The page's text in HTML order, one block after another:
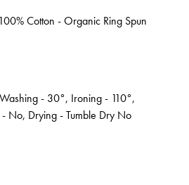
Cotton - Organic Ring Spun
Washing - 30°, Ironing - 110°,
No, Drying - Tumble Dry No